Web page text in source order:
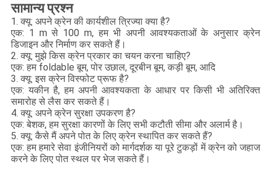
सामान्य प्रश्न
1. क्यू: अपने क्रेन की कार्यशील त्रिज्या क्या है?
एक: 1 m से 100 m, हम भी अपनी आवश्यकताओं के अनुसार क्रेन
डिजाइन और निर्माण कर सकते हैं।
2. क्यू: मुझे किस क्रेन प्रकार का चयन करना चाहिए?
एक: हम foldable बूम, पोर उछाल, दूरबीन बूम, कड़ी बूम, आदि
3. क्यू: इस क्रेन विस्फोट प्रूफ है?
एक: यकीन है, हम अपनी आवश्यकता के आधार पर किसी भी अतिरिक्त
समारोह से लैस कर सकते हैं।
4. क्यू: अपने क्रेन सुरक्षा उपकरण है?
एक: बेशक, हम सुरक्षा कारणों के लिए सभी कटौती सीमा और अलार्म है।
5. क्यू: कैसे मैं अपने पोत के लिए क्रेन स्थापित कर सकते हैं?
एक: हम हमारे सेवा इंजीनियरों को मार्गदर्शक या पूरे टुकड़ों में क्रेन को जहाज
करने के लिए पोत स्थल पर भेज सकते हैं।